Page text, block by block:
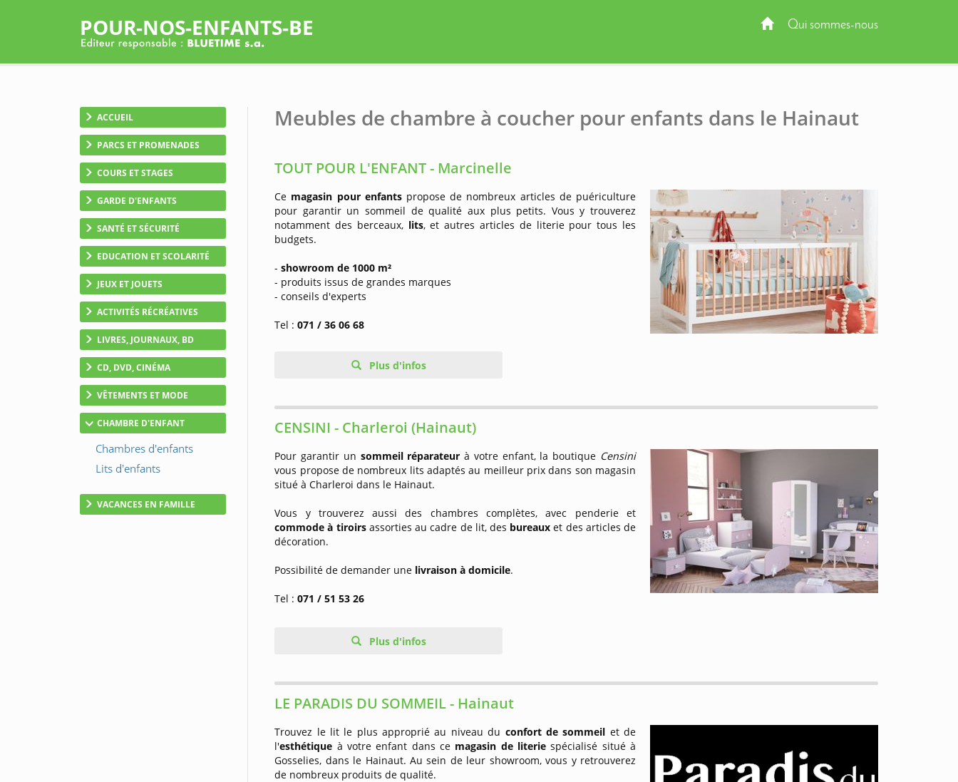
Qui sommes-nous
POUR-NOS-ENFANTS-BE
ACCUEIL
PARCS ET PROMENADES
COURS ET STAGES
GARDE D'ENFANTS
SANTÉ ET SÉCURITÉ
EDUCATION ET SCOLARITÉ
JEUX ET JOUETS
ACTIVITÉS RÉCRÉATIVES
LIVRES, JOURNAUX, BD
CD, DVD, CINÉMA
VÊTEMENTS ET MODE
CHAMBRE D'ENFANT
VACANCES EN FAMILLE
Meubles de chambre à coucher pour enfants dans le Hainaut
TOUT POUR L'ENFANT - Marcinelle
Ce magasin pour enfants propose de nombreux articles de puériculture
pour garantir un sommeil de qualité aux plus petits. Vous y trouverez
notamment des berceaux, lits, et autres articles de literie pour tous les
budgets.
-showroom de 1000 m²
- produits issus de grandes marques
- conseils d'experts
Tel :071 / 36 06 68
Plus d'infos
CENSINI - Charleroi (Hainaut)
Pour garantir un sommeil réparateur à votre enfant, la boutique Censini
vous propose de nombreux lits adaptés au meilleur prix dans son magasin
situé à Charleroi dans le Hainaut.
Vous y trouverez aussi des chambres complètes, avec penderie et
commode à tiroirsassorties au cadre de lit, des bureauxet des articles de
décoration.
Possibilité de demander une livraison à domicile.
Tel :071 / 51 53 26
Plus d'infos
LE PARADIS DU SOMMEIL - Hainaut
Trouvez le lit le plus approprié au niveau du confort de sommeil et de
l'esthétique à votre enfant dans ce magasin de literie spécialisé situé à
Gosselies, dans le Hainaut. Au sein de leur showroom, vous y retrouverez
de nombreux produits de qualité.